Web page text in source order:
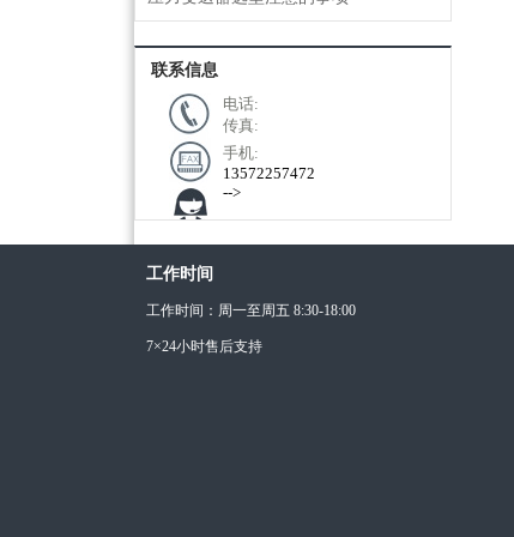
联系信息
电话:
传真:
手机:
13572257472
-->
工作时间
工作时间：周一至周五 8:30-18:00
7×24小时售后支持